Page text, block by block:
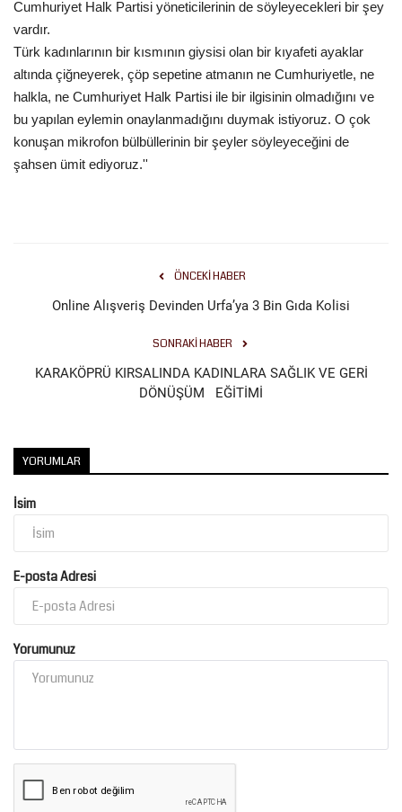
Cumhuriyet Halk Partisi yöneticilerinin de söyleyecekleri bir şey
vardır.
Türk kadınlarının bir kısmının giysisi olan bir kıyafeti ayaklar
altında çiğneyerek, çöp sepetine atmanın ne Cumhuriyetle, ne
halkla, ne Cumhuriyet Halk Partisi ile bir ilgisinin olmadığını ve
bu yapılan eylemin onaylanmadığını duymak istiyoruz. O çok
konuşan mikrofon bülbüllerinin bir şeyler söyleyeceğini de
şahsen ümit ediyoruz.''
ÖNCEKI HABER
Online Alışveriş Devinden Urfa’ya 3 Bin Gıda Kolisi
SONRAKI HABER
KARAKÖPRÜ KIRSALINDA KADINLARA SAĞLIK VE GERİ
DÖNÜŞÜM EĞİTİMİ
YORUMLAR
İsim
E-posta Adresi
Yorumunuz